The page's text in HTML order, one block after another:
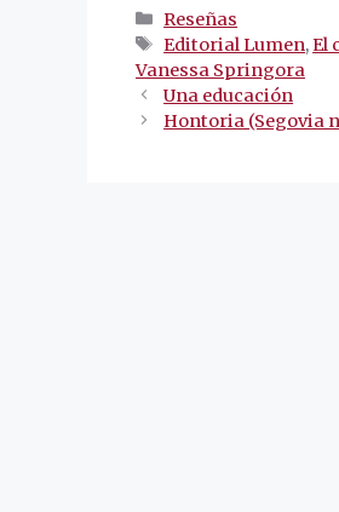
Categorías
Reseñas
Etiquetas
Editorial Lumen,El
Vanessa Springora
Navegación
de
Una educación
Hontoria (Segovia